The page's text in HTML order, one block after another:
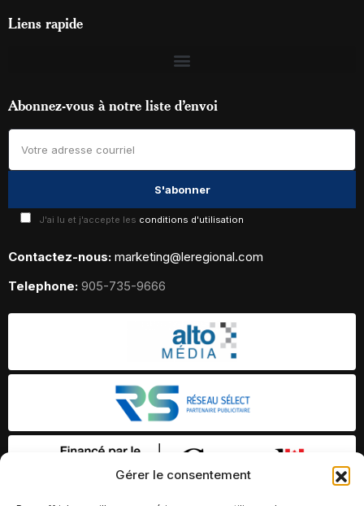
Gérer le consentement
Liens rapide
Abonnez-vous à notre liste d’envoi
J'ai lu et j'accepte les conditions d'utilisation
Contactez-nous: marketing@leregional.com
Telephone: 905-735-9666